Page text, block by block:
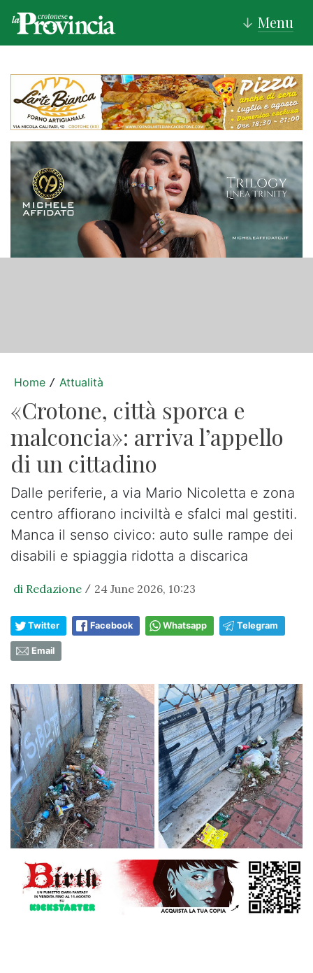
↓ Menu
Home / Attualità
«Crotone, città sporca e
malconcia»: arriva l’appello
di un cittadino
Dalle periferie, a via Mario Nicoletta e zona
centro affiorano inciviltà e sfalci mal gestiti.
Manca il senso civico: auto sulle rampe dei
disabili e spiaggia ridotta a discarica
di Redazione / 24 June 2026, 10:23
Twitter Facebook Whatsapp Telegram
Email